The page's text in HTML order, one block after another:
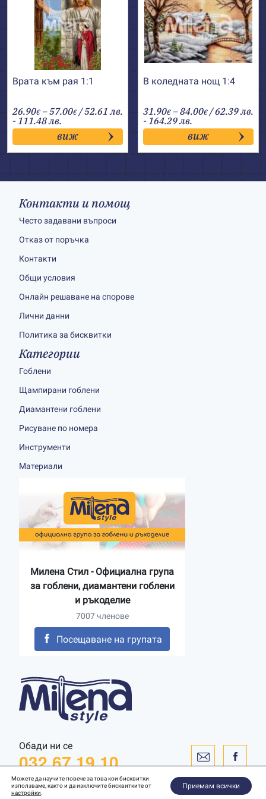
Врата към рая 1:1
26.90€ –57.00€Price
range:
26.90€
through
57.00€
/ 52.61 лв.
- 111.48 лв.
виж
В коледната нощ 1:4
31.90€ –84.00€Price
range:
31.90€
through
84.00€
/ 62.39 лв.
- 164.29 лв.
виж
Обади ни се
032 67 19 10
Контакти и помощ
Често задавани въпроси
Отказ от поръчка
Контакти
Общи условия
Онлайн решаване на спорове
Лични данни
Политика за бисквитки
Категории
Гоблени
Щампирани гоблени
Диамантени гоблени
Рисуване по номера
Инструменти
Материали
Милена Стил - Официална група
за гоблени, диамантени гоблени
и ръкоделие
7007 членове
Посещаване на групата
Можете да научите повече за това кои бисквитки
използваме, както и да изключите бисквитките от
настройки
Приемам всички